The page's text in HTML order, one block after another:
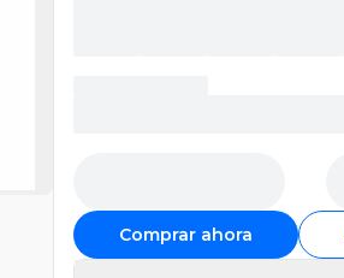
Comprar ahora